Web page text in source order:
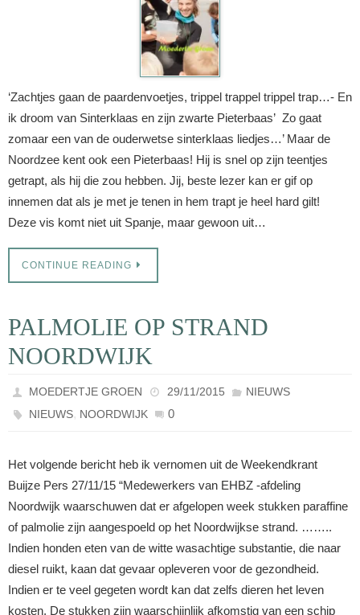
‘Zachtjes gaan de paardenvoetjes, trippel trappel trippel trap…- En
ik droom van Sinterklaas en zijn zwarte Pieterbaas’ Zo gaat
zomaar een van de ouderwetse sinterklaas liedjes…’ Maar de
Noordzee kent ook een Pieterbaas! Hij is snel op zijn teentjes
getrapt, als hij die zou hebben. Jij, beste lezer kan er gif op
innemen dat als je met je tenen in hem trapt je heel hard gilt!
Deze vis komt niet uit Spanje, maar gewoon uit…
CONTINUE READING
PALMOLIE OP STRAND
NOORDWIJK
MOEDERTJE GROEN 29/11/2015
NIEUWS
NIEUWS, NOORDWIJK 0
Het volgende bericht heb ik vernomen uit de Weekendkrant
Buijze Pers 27/11/15 “Medewerkers van EHBZ -afdeling
Noordwijk waarschuwen dat er afgelopen week stukken paraffine
of palmolie zijn aangespoeld op het Noordwijkse strand. ……..
Indien honden eten van de witte wasachtige substantie, die naar
diesel ruikt, kaan dat gevaar opleveren voor de gezondheid.
Indien er te veel gegeten wordt kan dat zelfs dieren het leven
kosten. De stukken zijn waarschijnlijk afkomstig van een schip